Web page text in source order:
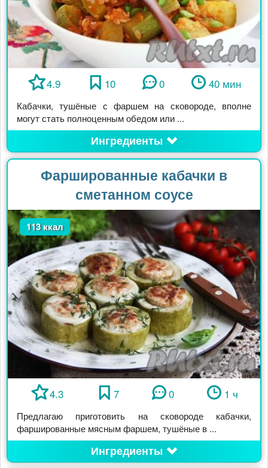
4.9 10 0 40 мин
Кабачки, тушёные с фаршем на сковороде, вполне
могут стать полноценным обедом или ...
Ингредиенты
Фаршированные кабачки в
сметанном соусе
113 ккал
4.3 7 0 1 ч
Предлагаю приготовить на сковороде кабачки,
фаршированные мясным фаршем, тушёные в ...
Ингредиенты